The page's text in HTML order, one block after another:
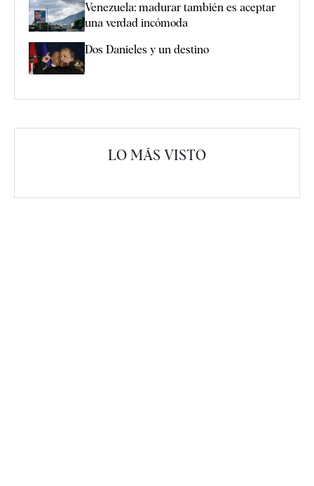
Venezuela: madurar también es aceptar
una verdad incómoda
Dos Danieles y un destino
LO MÁS VISTO